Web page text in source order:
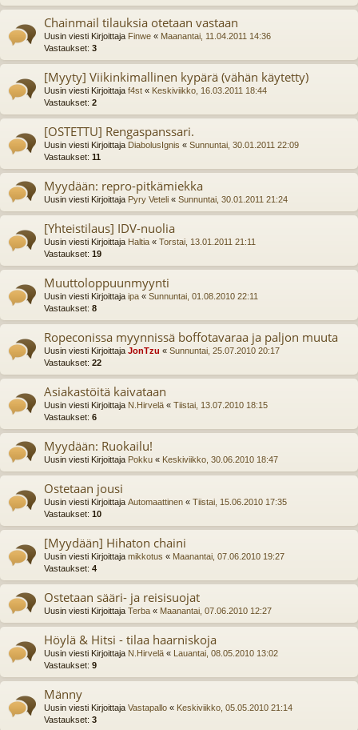
Chainmail tilauksia otetaan vastaan
Uusin viesti Kirjoittaja Finwe « Maanantai, 11.04.2011 14:36
Vastaukset: 3
[Myyty] Viikinkimallinen kypärä (vähän käytetty)
Uusin viesti Kirjoittaja f4st « Keskiviikko, 16.03.2011 18:44
Vastaukset: 2
[OSTETTU] Rengaspanssari.
Uusin viesti Kirjoittaja DiabolusIgnis « Sunnuntai, 30.01.2011 22:09
Vastaukset: 11
Myydään: repro-pitkämiekka
Uusin viesti Kirjoittaja Pyry Veteli « Sunnuntai, 30.01.2011 21:24
[Yhteistilaus] IDV-nuolia
Uusin viesti Kirjoittaja Haltia « Torstai, 13.01.2011 21:11
Vastaukset: 19
Muuttoloppuunmyynti
Uusin viesti Kirjoittaja ipa « Sunnuntai, 01.08.2010 22:11
Vastaukset: 8
Ropeconissa myynnissä boffotavaraa ja paljon muuta
Uusin viesti Kirjoittaja JonTzu « Sunnuntai, 25.07.2010 20:17
Vastaukset: 22
Asiakastöitä kaivataan
Uusin viesti Kirjoittaja N.Hirvelä « Tiistai, 13.07.2010 18:15
Vastaukset: 6
Myydään: Ruokailu!
Uusin viesti Kirjoittaja Pokku « Keskiviikko, 30.06.2010 18:47
Ostetaan jousi
Uusin viesti Kirjoittaja Automaattinen « Tiistai, 15.06.2010 17:35
Vastaukset: 10
[Myydään] Hihaton chaini
Uusin viesti Kirjoittaja mikkotus « Maanantai, 07.06.2010 19:27
Vastaukset: 4
Ostetaan sääri- ja reisisuojat
Uusin viesti Kirjoittaja Terba « Maanantai, 07.06.2010 12:27
Höylä & Hitsi - tilaa haarniskoja
Uusin viesti Kirjoittaja N.Hirvelä « Lauantai, 08.05.2010 13:02
Vastaukset: 9
Männy
Uusin viesti Kirjoittaja Vastapallo « Keskiviikko, 05.05.2010 21:14
Vastaukset: 3